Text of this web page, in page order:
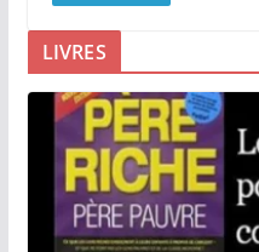
LIVRES